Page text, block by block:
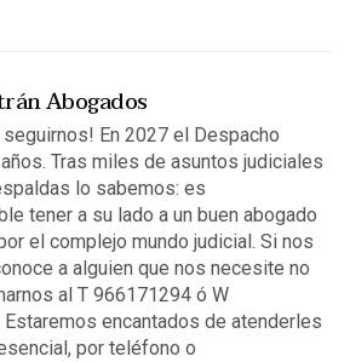
Abogados
seguirnos! En 2027 el Despacho
Tras miles de asuntos judiciales
lo sabemos: es
tener a su lado a un buen abogado
el complejo mundo judicial. Si nos
a alguien que nos necesite no
al T 966171294 ó W
encantados de atenderles
por teléfono o